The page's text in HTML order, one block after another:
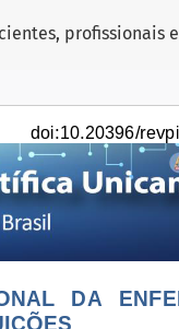
profissionais e